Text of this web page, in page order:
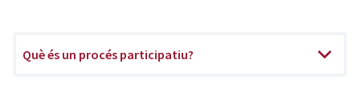
Què és un procés participatiu?